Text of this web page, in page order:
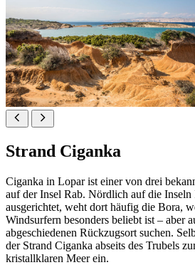
Strand Ciganka
Ciganka in Lopar ist einer von drei
auf der Insel Rab. Nördlich auf die
ausgerichtet, weht dort häufig die Bora,
Windsurfern besonders beliebt ist – aber
abgeschiedenen Rückzugsort suchen.
der Strand Ciganka abseits des Trubels
kristallklaren Meer ein.